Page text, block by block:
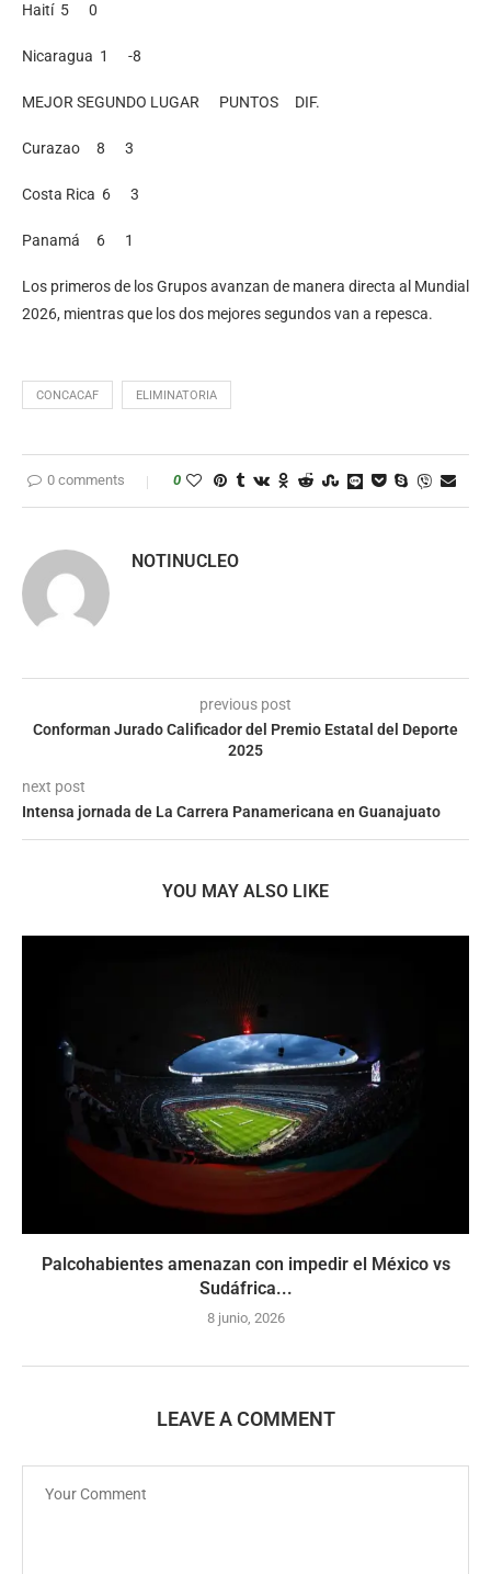
Haití 5 0
Nicaragua 1 -8
MEJOR SEGUNDO LUGAR PUNTOS DIF.
Curazao 8 3
Costa Rica 6 3
Panamá 6 1
Los primeros de los Grupos avanzan de manera directa al Mundial
2026, mientras que los dos mejores segundos van a repesca.
CONCACAF ELIMINATORIA
0 comments 0
NOTINUCLEO
previous post
Conforman Jurado Calificador del Premio Estatal del Deporte
2025
next post
Intensa jornada de La Carrera Panamericana en Guanajuato
YOU MAY ALSO LIKE
Palcohabientes amenazan con impedir el México vs
Sudáfrica...
8 junio, 2026
LEAVE A COMMENT